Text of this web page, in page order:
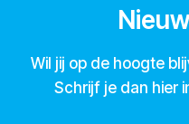
Wil jij op de hoogte
Schrijf je dan hier